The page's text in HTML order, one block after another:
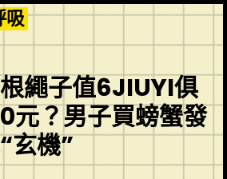
吸
繩子值6JIUYI俱
元？男子買螃蟹發
玄機”